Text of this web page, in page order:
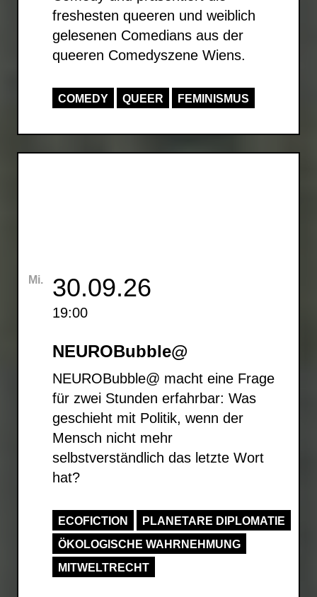
freshesten queeren und weiblich
gelesenen Comedians aus der
queeren Comedyszene Wiens.
COMEDY QUEER FEMINISMUS
Mi. 30.09.26
19:00
NEUROBubble@
NEUROBubble@ macht eine Frage
für zwei Stunden erfahrbar: Was
geschieht mit Politik, wenn der
Mensch nicht mehr
selbstverständlich das letzte Wort
hat?
ECOFICTION
PLANETARE DIPLOMATIE
ÖKOLOGISCHE WAHRNEHMUNG
MITWELTRECHT